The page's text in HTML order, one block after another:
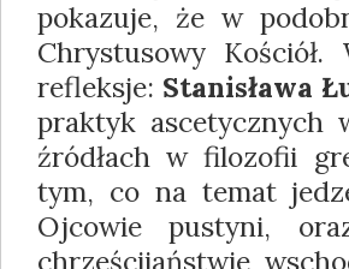
pokazuje, że w
Chrystusowy
refleksje: Stanisława
praktyk ascetycznych
źródłach w filozofii
tym, co na temat
Ojcowie pustyni,
chrześcijaństwie